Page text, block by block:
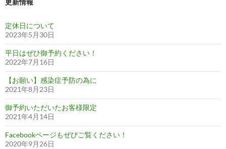
更新情報
定休日について
2023年5月30日
平日はぜひ御予約ください！
2022年7月16日
【お願い】感染症予防の為に
2021年8月23日
御予約いただいたお客様限定
2021年4月14日
Facebookページもぜびご覧ください！
2020年9月26日